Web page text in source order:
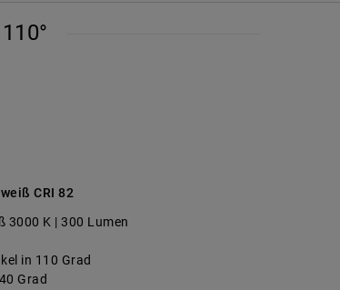
CRI 82
3000 K | 300 Lumen
in 110 Grad
Grad